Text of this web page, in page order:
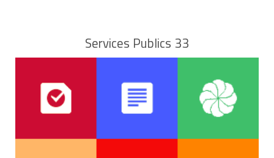
Services Publics 33